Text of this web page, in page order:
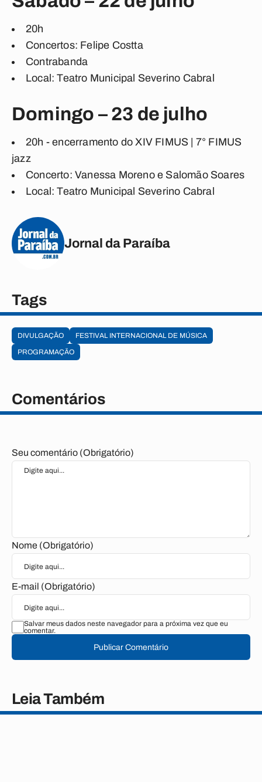
20h
Concertos: Felipe Costta
Contrabanda
Local: Teatro Municipal Severino Cabral
Domingo – 23 de julho
20h - encerramento do XIV FIMUS | 7° FIMUS
jazz
Concerto: Vanessa Moreno e Salomão Soares
Local: Teatro Municipal Severino Cabral
Jornal da Paraíba
Tags
DIVULGAÇÃO
FESTIVAL INTERNACIONAL DE MÚSICA
PROGRAMAÇÃO
Comentários
Seu comentário (Obrigatório)
Nome (Obrigatório)
E-mail (Obrigatório)
Salvar meus dados neste navegador para a próxima vez que eu
comentar.
Publicar Comentário
Leia Também